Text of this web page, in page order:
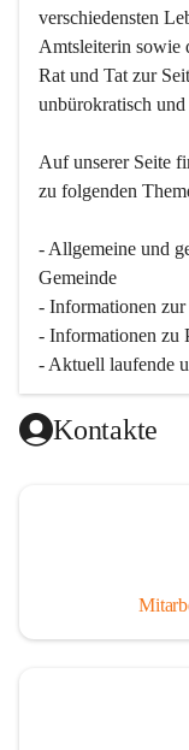
verschiedensten
Amtsleiterin sowie
Rat und Tat zur
unbürokratisch
Auf unserer Seite
zu folgenden
- Allgemeine und
Gemeinde
- Informationen
- Informationen zu
- Aktuell laufende
Kontakte